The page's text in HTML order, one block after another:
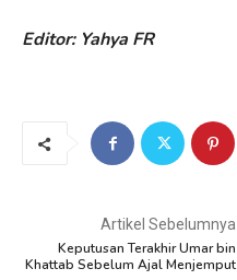
Editor: Yahya FR
Artikel Sebelumnya
Keputusan Terakhir Umar bin
Khattab Sebelum Ajal Menjemput